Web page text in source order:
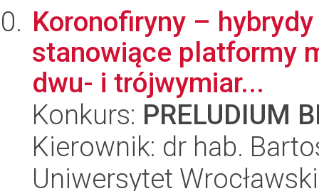
Koronofiryny –
stanowiące platformy
dwu- i trójwymiar...
Konkurs: PRELUDIUM
Kierownik: dr hab.
Uniwersytet